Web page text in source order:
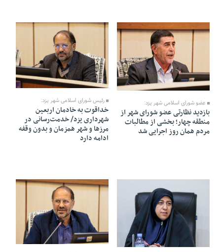
12 Mordad 1405 - 18:54
عضو شورای اسلامی شهر یزد:
بازدید نظارتی عضو شورای شهر از
منطقه چهار؛ بخشی از مطالبات
مردم همان روز اجرایی شد
10 Mordad 1405 - 21:48
رئیس شورای اسلامی شهر یزد:
خداقوت به خادمان اربعین
شهرداری یزد/ خدمت‌رسانی در
مرزها و شهر همزمان و بدون وقفه
ادامه دارد
08 Mordad 1405 - 05:44